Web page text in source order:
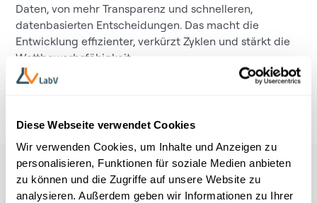
Diese Webseite verwendet Cookies
Wir verwenden Cookies, um Inhalte und Anzeigen zu
personalisieren, Funktionen für soziale Medien anbieten
zu können und die Zugriffe auf unsere Website zu
analysieren. Außerdem geben wir Informationen zu Ihrer
Daten, von mehr Transparenz und schnelleren,
datenbasierten Entscheidungen. Das macht die
Entwicklung effizienter, verkürzt Zyklen und stärkt die
Wettbewerbsfähigkeit.